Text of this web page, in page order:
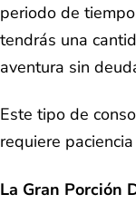
periodo de
tendrás una
aventura sin
Este tipo de
requiere
La Gran Porción